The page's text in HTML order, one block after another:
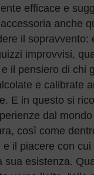
efficace e
anche
il sopravvento:
improvvisi,
e il pensiero di chi
e calibrate
E in questo si
dal
così come
e il piacere con cui
sua esistenza.